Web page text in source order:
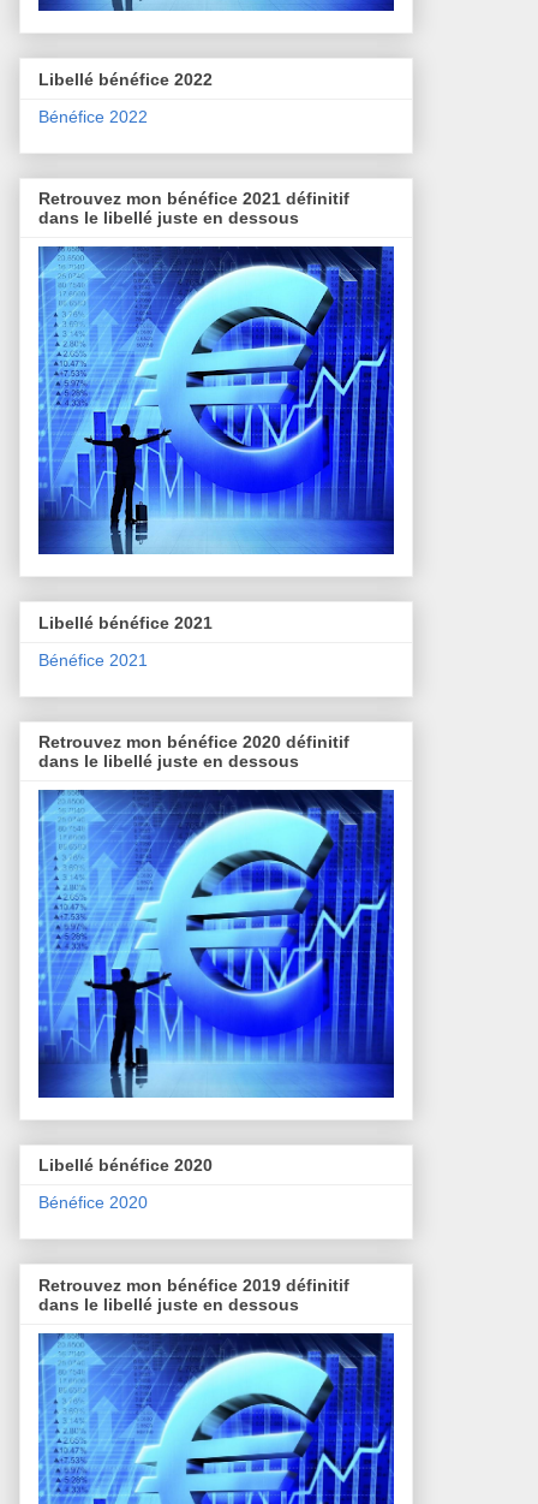
Libellé bénéfice 2022
Bénéfice 2022
Retrouvez mon bénéfice 2021 définitif
dans le libellé juste en dessous
Libellé bénéfice 2021
Bénéfice 2021
Retrouvez mon bénéfice 2020 définitif
dans le libellé juste en dessous
Libellé bénéfice 2020
Bénéfice 2020
Retrouvez mon bénéfice 2019 définitif
dans le libellé juste en dessous